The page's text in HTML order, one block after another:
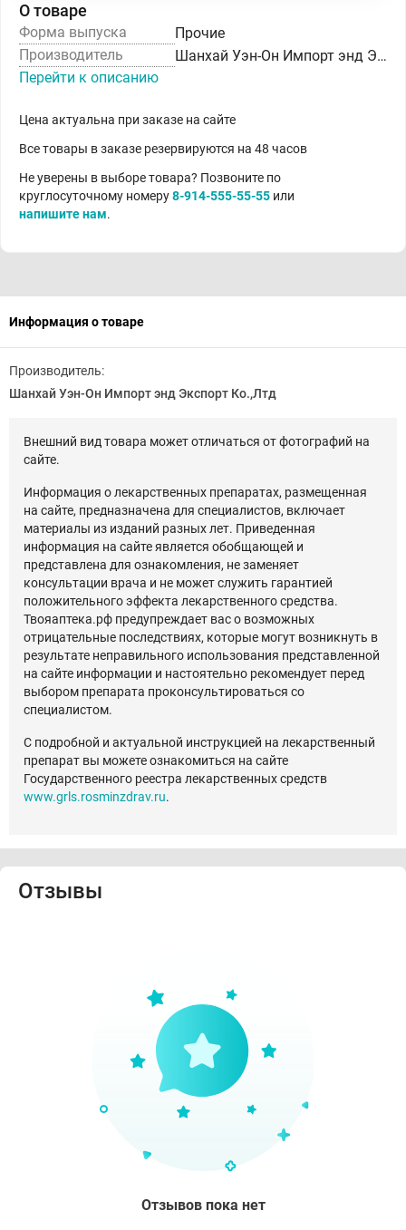
О товаре
Форма выпуска
Прочие
Производитель
Шанхай Уэн-Он Импорт энд Экспорт Ко.,Лтд
Перейти к описанию
Цена актуальна при заказе на сайте
Все товары в заказе резервируются на 48 часов
Не уверены в выборе товара? Позвоните по
круглосуточному номеру8-914-555-55-55 или
напишите нам.
Информация о товаре
Производитель:
Шанхай Уэн-Он Импорт энд Экспорт Ко.,Лтд
Внешний вид товара может отличаться от фотографий на
сайте.
Информация о лекарственных препаратах, размещенная
на сайте, предназначена для специалистов, включает
материалы из изданий разных лет. Приведенная
информация на сайте является обобщающей и
представлена для ознакомления, не заменяет
консультации врача и не может служить гарантией
положительного эффекта лекарственного средства.
Твояаптека.рф предупреждает вас о возможных
отрицательные последствиях, которые могут возникнуть в
результате неправильного использования представленной
на сайте информации и настоятельно рекомендует перед
выбором препарата проконсультироваться со
специалистом.
С подробной и актуальной инструкцией на лекарственный
препарат вы можете ознакомиться на сайте
Государственного реестра лекарственных средств
www.grls.rosminzdrav.ru.
Отзывы
Отзывов пока нет